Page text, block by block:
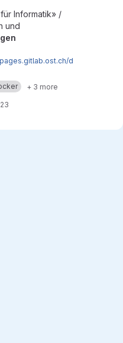
Informatik» /
und
d
+ 3 more